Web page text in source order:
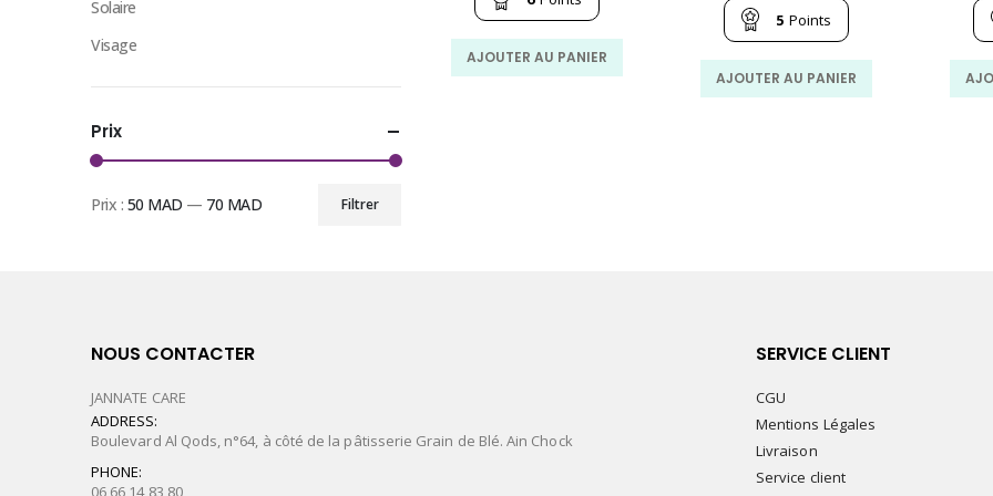
76.00
MAD.
AJOUTER AU PANIER
initial
était :
67.00
MAD.
5 Points
AJOUTER AU PANIER
Solaire
Visage
Prix
Filtrer
Prix : 50 MAD — 70 MAD
NOUS CONTACTER
JANNATE CARE
ADDRESS:
Boulevard Al Qods, n°64, à côté de la pâtisserie Grain de Blé. Ain Chock
PHONE:
06 66 14 83 80
SERVICE CLIENT
CGU
Mentions Légales
Livraison
Service client